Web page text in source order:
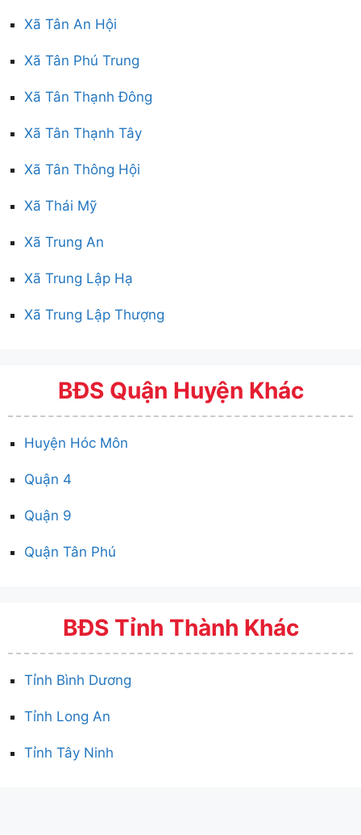
Xã Tân An Hội
Xã Tân Phú Trung
Xã Tân Thạnh Đông
Xã Tân Thạnh Tây
Xã Tân Thông Hội
Xã Thái Mỹ
Xã Trung An
Xã Trung Lập Hạ
Xã Trung Lập Thượng
BĐS Quận Huyện Khác
Huyện Hóc Môn
Quận 4
Quận 9
Quận Tân Phú
BĐS Tỉnh Thành Khác
Tỉnh Bình Dương
Tỉnh Long An
Tỉnh Tây Ninh